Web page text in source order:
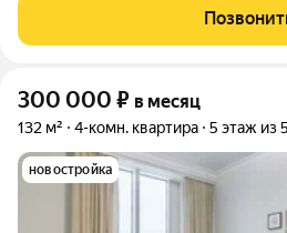
дет.садов.Московский гольф
животных. Дополнительно
300 000 ₽ в месяц
132 м² 4-комн. квартира 5 этаж из
новостройка